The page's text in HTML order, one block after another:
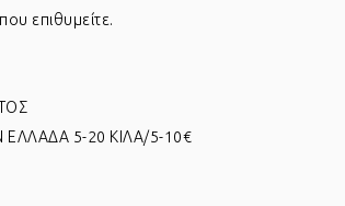
επιθυμείτε.
5-20 ΚΙΛΑ/5-10€